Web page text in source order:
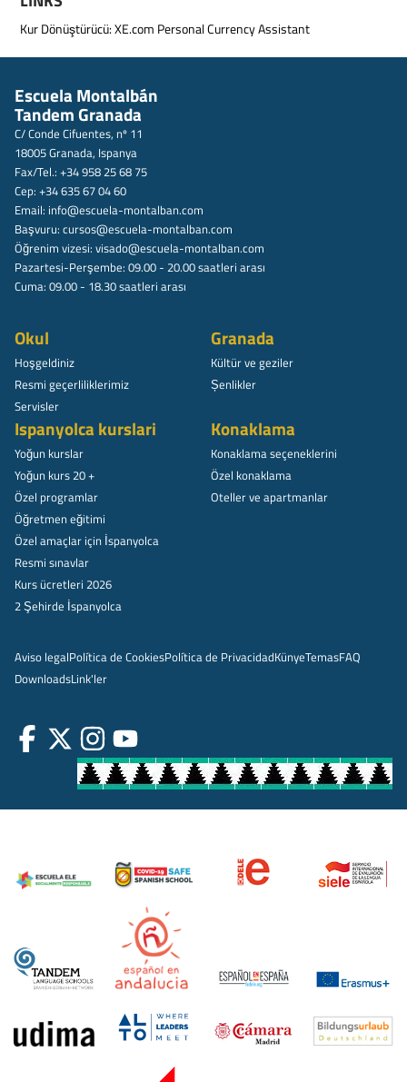
Kur Dönüştürücü:XE.com Personal Currency Assistant
Escuela Montalbán
Tandem Granada
C/ Conde Cifuentes, nº 11
18005 Granada, Ispanya
Fax/Tel.: +34 958 25 68 75
Cep: +34 635 67 04 60
Email: info@escuela-montalban.com
Başvuru: cursos@escuela-montalban.com
Öğrenim vizesi: visado@escuela-montalban.com
Pazartesi-Perşembe: 09.00 - 20.00 saatleri arası
Cuma: 09.00 - 18.30 saatleri arası
Okul
Hoşgeldiniz
Resmi geçerliliklerimiz
Servisler
Granada
Kültür ve geziler
Șenlikler
Ispanyolca kurslari
Yoğun kurslar
Yoğun kurs 20 +
Özel programlar
Öğretmen eğitimi
Özel amaçlar için İspanyolca
Resmi sınavlar
Kurs ücretleri 2026
2 Şehirde İspanyolca
Konaklama
Konaklama seçeneklerini
Özel konaklama
Oteller ve apartmanlar
Aviso legalPolítica de CookiesPolítica de PrivacidadKünyeTemasFAQ
DownloadsLink'ler